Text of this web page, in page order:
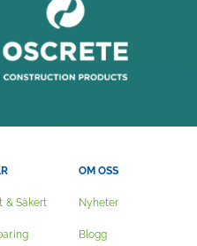
& Säkert
OM OSS
Nyheter
Blogg